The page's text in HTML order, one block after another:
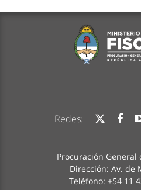
Redes:
Procuración General
Dirección: Av. de
Teléfono: +54 11